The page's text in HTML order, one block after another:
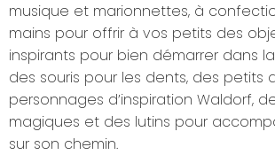
musique et marionnettes, à
mains pour offrir à vos petits des
inspirants pour bien démarrer dans la
des souris pour les dents, des petits
personnages d’inspiration Waldorf,
magiques et des lutins pour
sur son chemin.